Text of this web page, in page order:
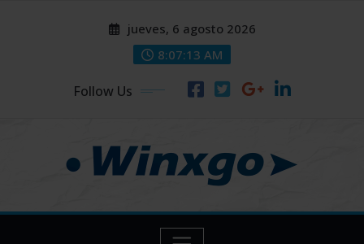
jueves, 6 agosto 2026
8:07:14 AM
Follow Us